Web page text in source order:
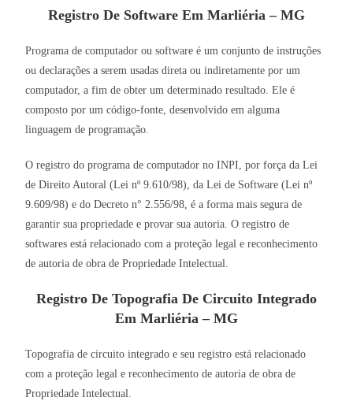
Registro De Software Em Marliéria – MG
Programa de computador ou software é um conjunto de instruções
ou declarações a serem usadas direta ou indiretamente por um
computador, a fim de obter um determinado resultado. Ele é
composto por um código-fonte, desenvolvido em alguma
linguagem de programação.
O registro do programa de computador no INPI, por força da Lei
de Direito Autoral (Lei nº 9.610/98), da Lei de Software (Lei nº
9.609/98) e do Decreto n° 2.556/98, é a forma mais segura de
garantir sua propriedade e provar sua autoria. O registro de
softwares está relacionado com a proteção legal e reconhecimento
de autoria de obra de Propriedade Intelectual.
Registro De Topografia De Circuito Integrado
Em Marliéria – MG
Topografia de circuito integrado e seu registro está relacionado
com a proteção legal e reconhecimento de autoria de obra de
Propriedade Intelectual.